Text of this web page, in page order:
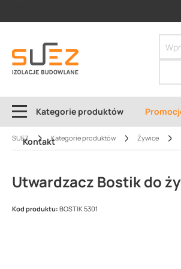
Kategorie produktów
Kontakt
SUEZ Kategorie produktów Żywice
Utwardzacz Bostik do
Kod produktu: BOSTIK 5301